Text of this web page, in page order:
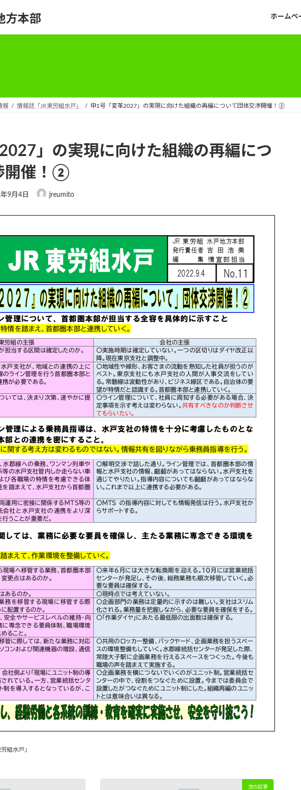
方本部 ホームペ
報 情報誌「JR東労組水戸」 申1号「変革2027」の実現に向けた組織の再編について団体交渉開催！②
」の実現に向けた組織の再編につ
開催！②
9月4日 jreumito
組水戸」
次の記事